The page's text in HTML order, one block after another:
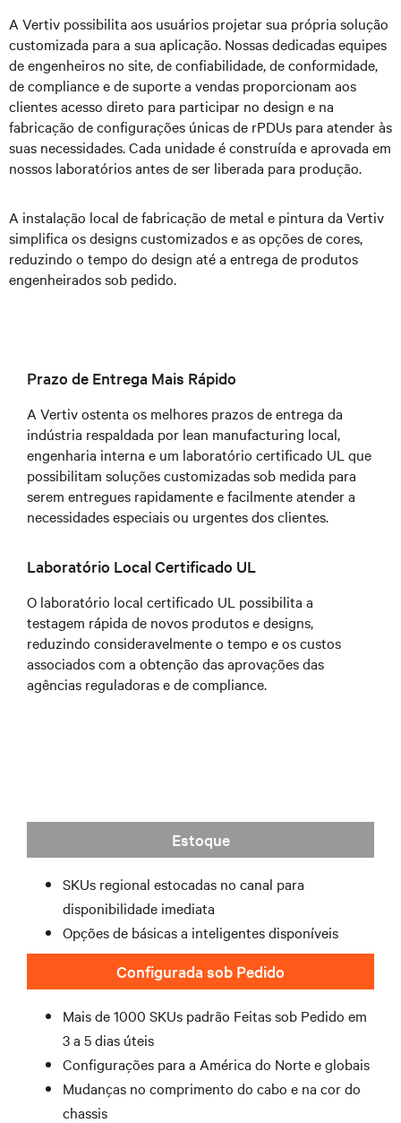
A Vertiv possibilita aos usuários projetar sua própria solução
customizada para a sua aplicação. Nossas dedicadas equipes
de engenheiros no site, de confiabilidade, de conformidade,
de compliance e de suporte a vendas proporcionam aos
clientes acesso direto para participar no design e na
fabricação de configurações únicas de rPDUs para atender às
suas necessidades. Cada unidade é construída e aprovada em
nossos laboratórios antes de ser liberada para produção.
A instalação local de fabricação de metal e pintura da Vertiv
simplifica os designs customizados e as opções de cores,
reduzindo o tempo do design até a entrega de produtos
engenheirados sob pedido.
Prazo de Entrega Mais Rápido
A Vertiv ostenta os melhores prazos de entrega da
indústria respaldada por lean manufacturing local,
engenharia interna e um laboratório certificado UL que
possibilitam soluções customizadas sob medida para
serem entregues rapidamente e facilmente atender a
necessidades especiais ou urgentes dos clientes.
Laboratório Local Certificado UL
O laboratório local certificado UL possibilita a
testagem rápida de novos produtos e designs,
reduzindo consideravelmente o tempo e os custos
associados com a obtenção das aprovações das
agências reguladoras e de compliance.
Estoque
SKUs regional estocadas no canal para
disponibilidade imediata
Opções de básicas a inteligentes disponíveis
Configurada sob Pedido
Mais de 1000 SKUs padrão Feitas sob Pedido em
3 a 5 dias úteis
Configurações para a América do Norte e globais
Mudanças no comprimento do cabo e na cor do
chassis